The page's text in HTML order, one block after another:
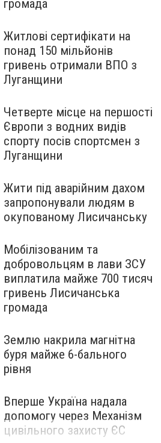
громада
Житлові сертифікати на
понад 150 мільйонів
гривень отримали ВПО з
Луганщини
Четверте місце на першості
Європи з водних видів
спорту посів спортсмен з
Луганщини
Жити під аварійним дахом
запропонували людям в
окупованому Лисичанську
Мобілізованим та
добровольцям в лави ЗСУ
виплатила майже 700 тисяч
гривень Лисичанська
громада
Землю накрила магнітна
буря майже 6-бального
рівня
Вперше Україна надала
допомогу через Механізм
цивільного захисту ЄС